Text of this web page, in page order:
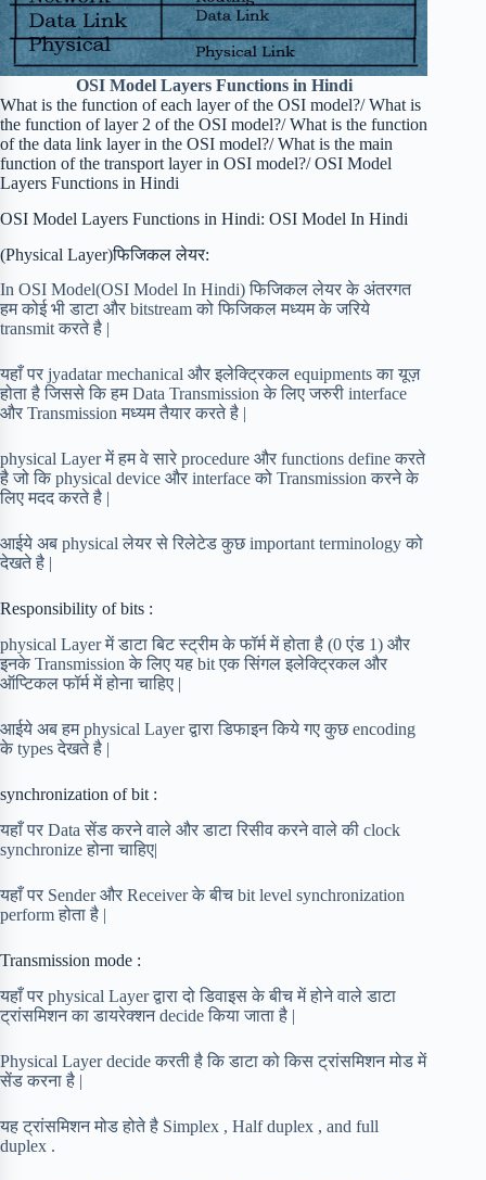
OSI Model Layers Functions in Hindi
What is the function of each layer of the OSI model?/ What is
the function of layer 2 of the OSI model?/ What is the function
of the data link layer in the OSI model?/ What is the main
function of the transport layer in OSI model?/ OSI Model
Layers Functions in Hindi
OSI Model Layers Functions in Hindi: OSI Model In Hindi
(Physical Layer)फिजिकल लेयर:
In OSI Model(OSI Model In Hindi) फिजिकल लेयर के अंतरगत
हम कोई भी डाटा और bitstream को फिजिकल मध्यम के जरिये
transmit करते है |
यहाँ पर jyadatar mechanical और इलेक्ट्रिकल equipments का यूज़
होता है जिससे कि हम Data Transmission के लिए जरुरी interface
और Transmission मध्यम तैयार करते है |
physical Layer में हम वे सारे procedure और functions define करते
है जो कि physical device और interface को Transmission करने के
लिए मदद करते है |
आईये अब physical लेयर से रिलेटेड कुछ important terminology को
देखते है |
Responsibility of bits :
physical Layer में डाटा बिट स्ट्रीम के फॉर्म में होता है (0 एंड 1) और
इनके Transmission के लिए यह bit एक सिंगल इलेक्ट्रिकल और
ऑप्टिकल फॉर्म में होना चाहिए |
आईये अब हम physical Layer द्वारा डिफाइन किये गए कुछ encoding
के types देखते है |
synchronization of bit :
यहाँ पर Data सेंड करने वाले और डाटा रिसीव करने वाले की clock
synchronize होना चाहिए|
यहाँ पर Sender और Receiver के बीच bit level synchronization
perform होता है |
Transmission mode :
यहाँ पर physical Layer द्वारा दो डिवाइस के बीच में होने वाले डाटा
ट्रांसमिशन का डायरेक्शन decide किया जाता है |
Physical Layer decide करती है कि डाटा को किस ट्रांसमिशन मोड में
सेंड करना है |
यह ट्रांसमिशन मोड होते है Simplex , Half duplex , and full
duplex .